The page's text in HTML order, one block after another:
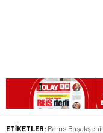
ETİKETLER: Rams